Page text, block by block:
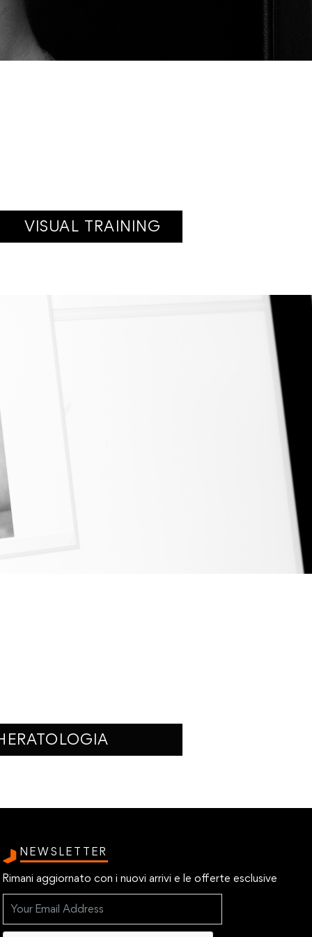
VISUAL TRAINING
NEWSLETTER
Rimani aggiornato con i nuovi arrivi e le offerte esclusive